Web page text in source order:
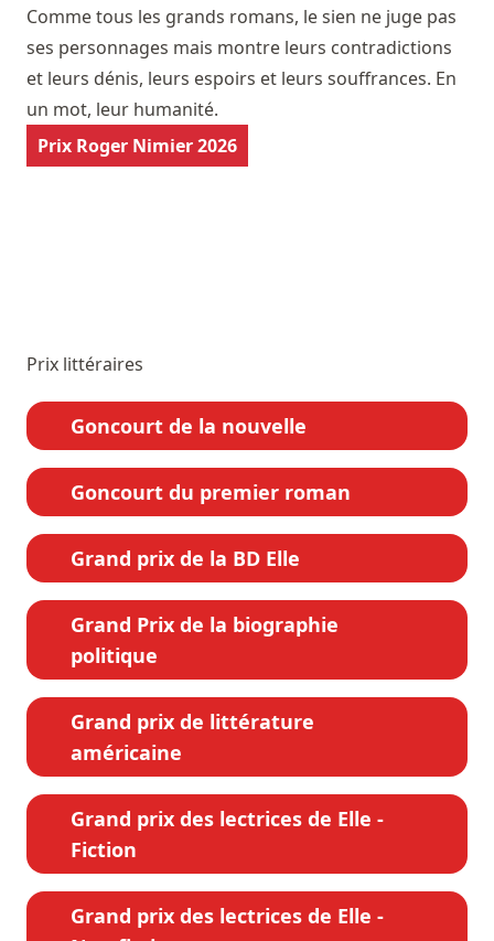
Comme tous les grands romans, le sien ne juge pas
ses personnages mais montre leurs contradictions
et leurs dénis, leurs espoirs et leurs souffrances. En
un mot, leur humanité.
Prix Roger Nimier 2026
Prix littéraires
Goncourt de la nouvelle
Goncourt du premier roman
Grand prix de la BD Elle
Grand Prix de la biographie
politique
Grand prix de littérature
américaine
Grand prix des lectrices de Elle -
Fiction
Grand prix des lectrices de Elle -